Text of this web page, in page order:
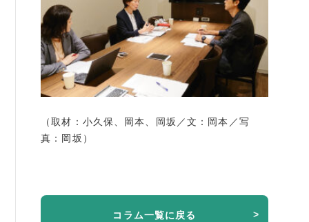
（取材：小久保、岡本、岡坂／文：岡本／写
真：岡坂）
コラム一覧に戻る